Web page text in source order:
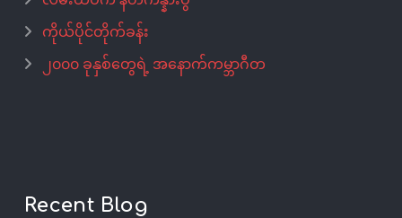
ကိုယ်ပိုင်တိုက်ခန်း
၂၀၀၀ ခုနှစ်တွေရဲ့ အနောက်ကမ္ဘာဂီတ
Recent Blog